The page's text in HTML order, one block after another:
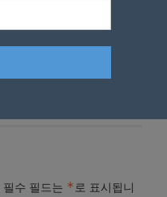
필수 필드는 *로 표시됩니